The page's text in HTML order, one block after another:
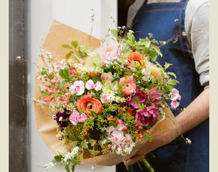
À partir de35€ -Personnaliser
Bouquet Fête des Pères